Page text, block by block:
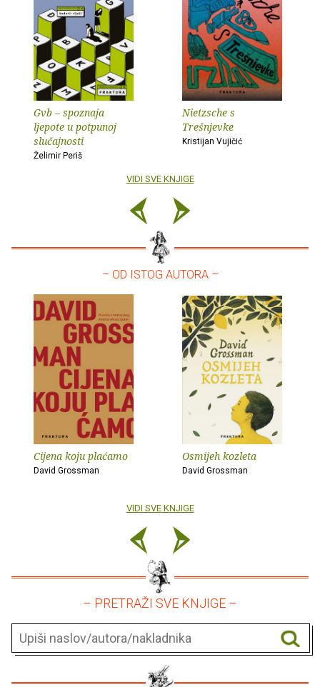
Gvb – spoznaja
ljepote u potpunoj
slučajnosti
Želimir Periš
Nietzsche s
Trešnjevke
Kristijan Vujičić
VIDI SVE KNJIGE
– OD ISTOG AUTORA –
Cijena koju plaćamo
David Grossman
Osmijeh kozleta
David Grossman
VIDI SVE KNJIGE
– PRETRAŽI SVE KNJIGE –